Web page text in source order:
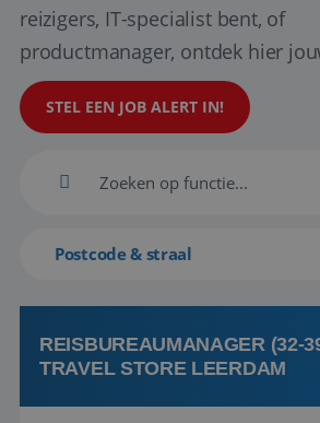
reizigers, IT-specialist bent, of
productmanager, ontdek hier
STEL EEN JOB ALERT IN!
Postcode & straal
REISBUREAUMANAGER (32-
TRAVEL STORE LEERDAM